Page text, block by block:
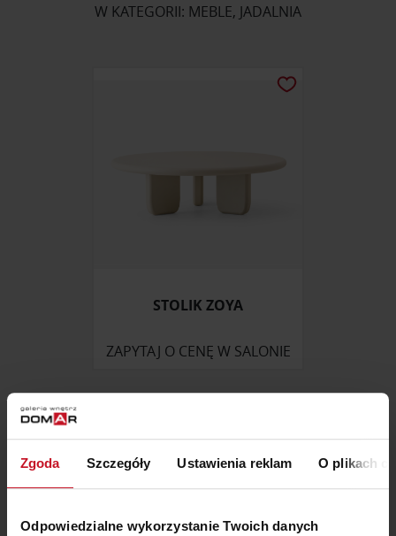
Zgoda Szczegóły Ustawienia reklam O plikach
Odpowiedzialne wykorzystanie Twoich danych
W KATEGORII: MEBLE, JADALNIA
STOLIK ZOYA
ZAPYTAJ O CENĘ W SALONIE